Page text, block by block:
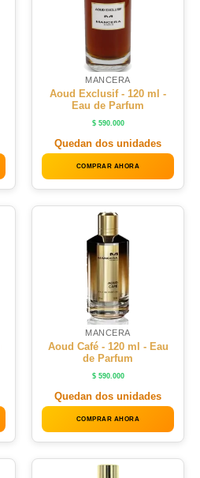
MANCERA
Aoud Exclusif - 120 ml -
Eau de Parfum
$590.000
Quedan dos unidades
COMPRAR AHORA
MANCERA
Aoud Café - 120 ml - Eau
de Parfum
$590.000
Quedan dos unidades
COMPRAR AHORA